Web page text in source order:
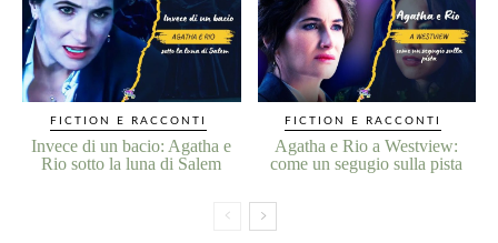
FICTION E RACCONTI
Invece di un bacio: Agatha e
Rio sotto la luna di Salem
FICTION E RACCONTI
Agatha e Rio a Westview:
come un segugio sulla pista